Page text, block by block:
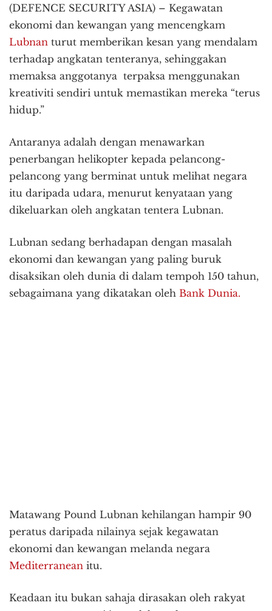
(DEFENCE SECURITY ASIA) – Kegawatan
ekonomi dan kewangan yang mencengkam
Lubnan turut memberikan kesan yang mendalam
terhadap angkatan tenteranya, sehinggakan
memaksa anggotanya terpaksa menggunakan
kreativiti sendiri untuk memastikan mereka “terus
hidup.”
Antaranya adalah dengan menawarkan
penerbangan helikopter kepada pelancong-
pelancong yang berminat untuk melihat negara
itu daripada udara, menurut kenyataan yang
dikeluarkan oleh angkatan tentera Lubnan.
Lubnan sedang berhadapan dengan masalah
ekonomi dan kewangan yang paling buruk
disaksikan oleh dunia di dalam tempoh 150 tahun,
sebagaimana yang dikatakan oleh Bank Dunia.
Matawang Pound Lubnan kehilangan hampir 90
peratus daripada nilainya sejak kegawatan
ekonomi dan kewangan melanda negara
Mediterranean itu.
Keadaan itu bukan sahaja dirasakan oleh rakyat